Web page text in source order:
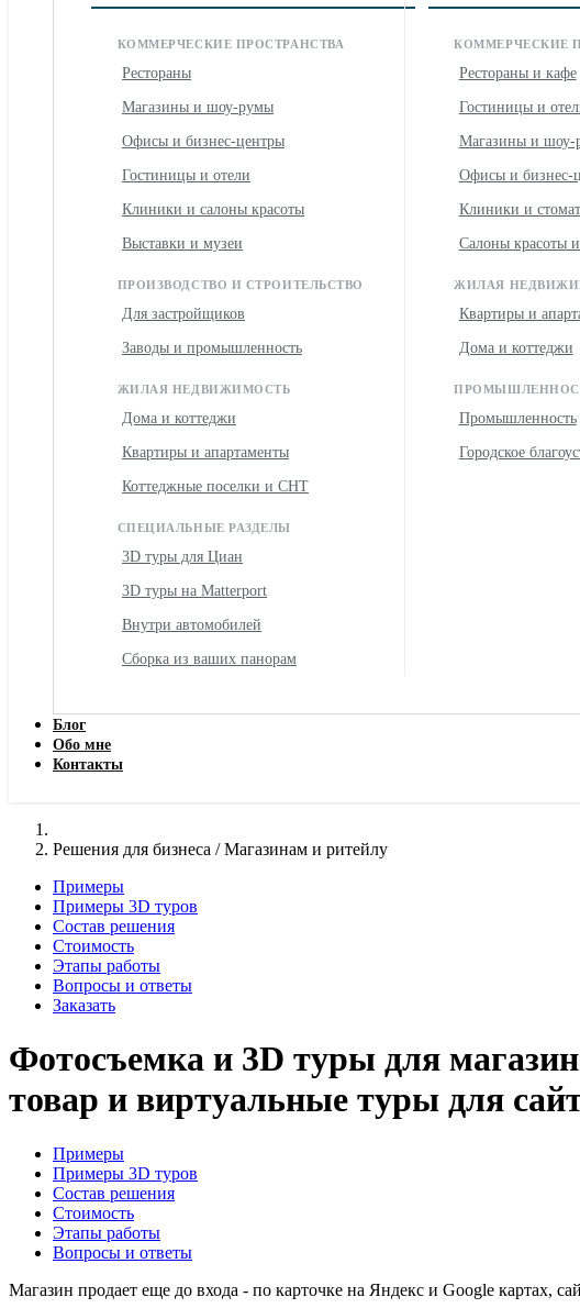
КОММЕРЧЕСКИЕ ПРОСТРАНСТВА
Рестораны
Магазины и шоу-румы
Офисы и бизнес-центры
Гостиницы и отели
Клиники и салоны красоты
Выставки и музеи
ПРОИЗВОДСТВО И СТРОИТЕЛЬСТВО
Для застройщиков
Заводы и промышленность
ЖИЛАЯ НЕДВИЖИМОСТЬ
Дома и коттеджи
Квартиры и апартаменты
Коттеджные поселки и СНТ
СПЕЦИАЛЬНЫЕ РАЗДЕЛЫ
3D туры для Циан
3D туры на Matterport
Внутри автомобилей
Сборка из ваших панорам
КОММЕРЧЕСКИЕ
Рестораны и кафе
Гостиницы и
Магазины и шоу-
Офисы и бизнес-
Клиники и
Салоны красоты
ЖИЛАЯ
Квартиры и
Дома и коттеджи
Промышленность
Городское
Блог
Обо мне
Контакты
Решения для бизнеса / Магазинам и ритейлу
Примеры
Примеры 3D туров
Состав решения
Стоимость
Этапы работы
Вопросы и ответы
Заказать
Фотосъемка и 3D туры для
товар и виртуальные туры для
Примеры
Примеры 3D туров
Состав решения
Стоимость
Этапы работы
Вопросы и ответы
Магазин продает еще до входа - по карточке на Яндекс и Google картах,